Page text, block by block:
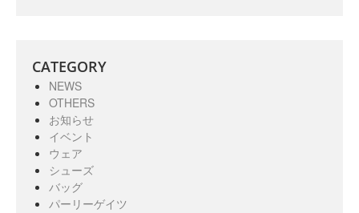
CATEGORY
NEWS
OTHERS
お知らせ
イベント
ウェア
シューズ
バッグ
パーリーゲイツ